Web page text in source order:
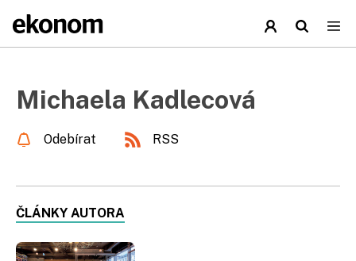
Michaela Kadlecová
Odebírat RSS
ČLÁNKY AUTORA